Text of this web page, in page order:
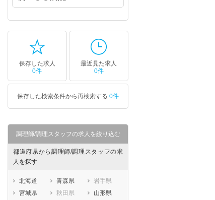
保存した求人
0件
最近見た求人
0件
保存した検索条件から再検索する 0件
調理師/調理スタッフの求人を絞り込む
都道府県から調理師/調理スタッフの求
人を探す
北海道 青森県
岩手県
宮城県
秋田県
山形県